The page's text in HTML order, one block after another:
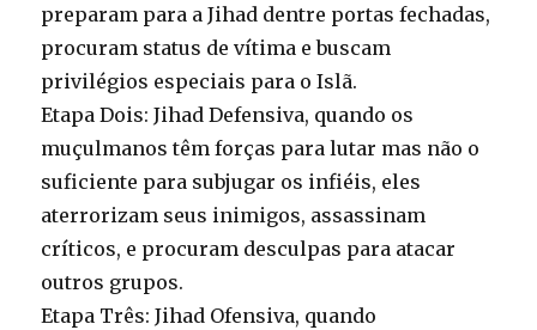
preparam para a Jihad dentre portas fechadas,
procuram status de vítima e buscam
privilégios especiais para o Islã.
Etapa Dois: Jihad Defensiva, quando os
muçulmanos têm forças para lutar mas não o
suficiente para subjugar os infiéis, eles
aterrorizam seus inimigos, assassinam
críticos, e procuram desculpas para atacar
outros grupos.
Etapa Três: Jihad Ofensiva, quando